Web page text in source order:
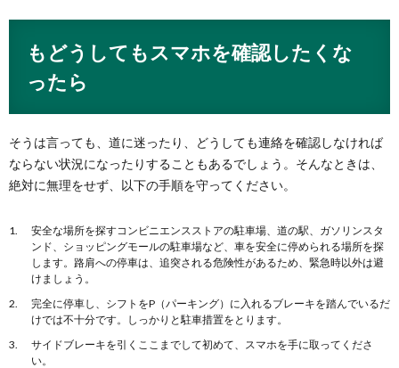
もどうしてもスマホを確認したくな
ったら
そうは言っても、道に迷ったり、どうしても連絡を確認しなければ
ならない状況になったりすることもあるでしょう。そんなときは、
絶対に無理をせず、以下の手順を守ってください。
安全な場所を探すコンビニエンスストアの駐車場、道の駅、ガソリンスタ
ンド、ショッピングモールの駐車場など、車を安全に停められる場所を探
します。路肩への停車は、追突される危険性があるため、緊急時以外は避
けましょう。
完全に停車し、シフトをP（パーキング）に入れるブレーキを踏んでいるだ
けでは不十分です。しっかりと駐車措置をとります。
サイドブレーキを引くここまでして初めて、スマホを手に取ってくださ
い。